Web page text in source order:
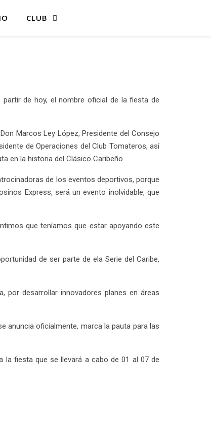
CLUB
de hoy, el nombre oficial de la fiesta de
Marcos Ley López, Presidente del Consejo
de Operaciones del Club Tomateros, así
en la historia del Clásico Caribeño.
de los eventos deportivos, porque
Express, será un evento inolvidable, que
que teníamos que estar apoyando este
de ser parte de ela Serie del Caribe,
por desarrollar innovadores planes en áreas
anuncia oficialmente, marca la pauta para las
la fiesta que se llevará a cabo de 01 al 07 de